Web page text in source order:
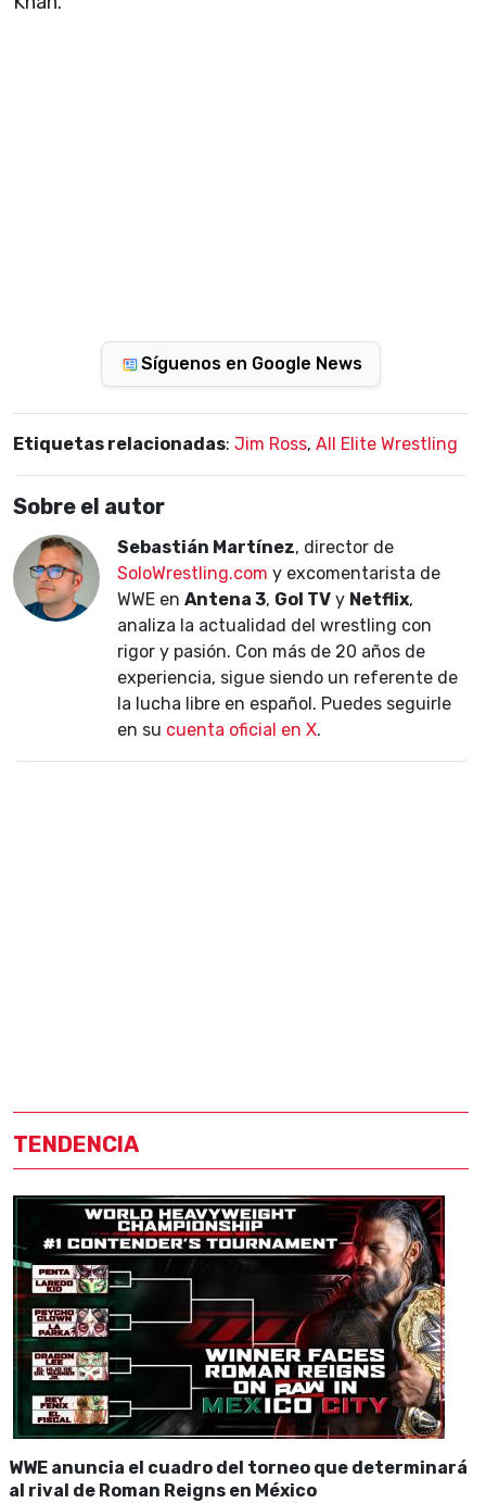
Síguenos en Google News
Etiquetas relacionadas: Jim Ross, All Elite Wrestling
Sobre el autor
Sebastián Martínez, director de
SoloWrestling.com y excomentarista de
WWE en Antena 3, Gol TV y Netflix,
analiza la actualidad del wrestling con
rigor y pasión. Con más de 20 años de
experiencia, sigue siendo un referente de
la lucha libre en español. Puedes seguirle
en su cuenta oficial en X.
TENDENCIA
WWE anuncia el cuadro del torneo que determinará
al rival de Roman Reigns en México